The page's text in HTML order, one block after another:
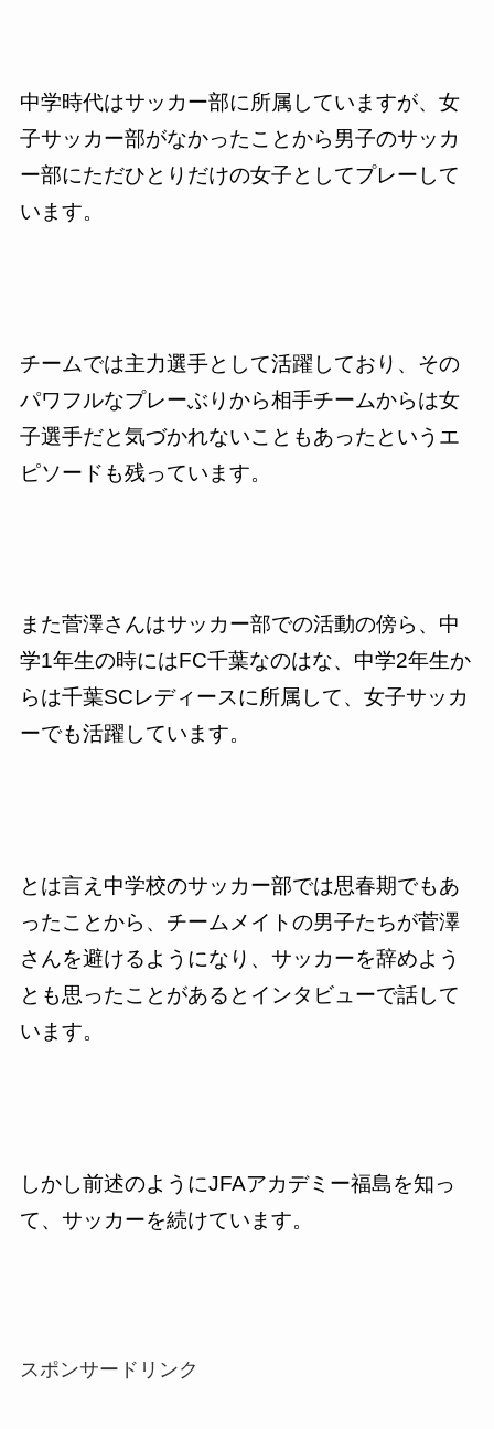
中学時代はサッカー部に所属していますが、女
子サッカー部がなかったことから男子のサッカ
ー部にただひとりだけの女子としてプレーして
います。
チームでは主力選手として活躍しており、その
パワフルなプレーぶりから相手チームからは女
子選手だと気づかれないこともあったというエ
ピソードも残っています。
また菅澤さんはサッカー部での活動の傍ら、中
学1年生の時にはFC千葉なのはな、中学2年生か
らは千葉SCレディースに所属して、女子サッカ
ーでも活躍しています。
とは言え中学校のサッカー部では思春期でもあ
ったことから、チームメイトの男子たちが菅澤
さんを避けるようになり、サッカーを辞めよう
とも思ったことがあるとインタビューで話して
います。
しかし前述のようにJFAアカデミー福島を知っ
て、サッカーを続けています。
スポンサードリンク